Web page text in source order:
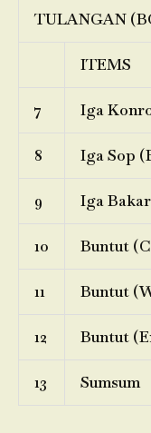
TULANGAN
ITEMS
7 Iga
8 Iga Sop
9 Iga
10 Buntut
11 Buntut
12 Buntut
13 Sumsum